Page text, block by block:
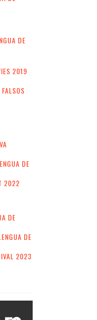
DE
2019
DE
2022
DE
DE
2023